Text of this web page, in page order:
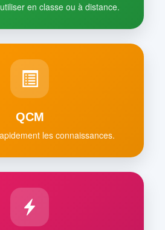
en classe ou à distance.
QCM
les connaissances.